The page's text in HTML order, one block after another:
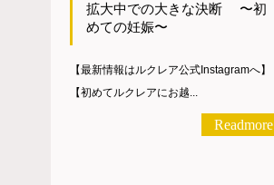
拡大中での大きな決断 〜初
めての妊娠〜
【最新情報はルクレア公式Instagramへ】
【初めてルクレアにお越...
Readmore